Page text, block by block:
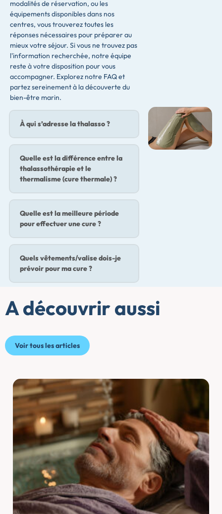
modalités de réservation, ou les
équipements disponibles dans nos
centres, vous trouverez toutes les
réponses nécessaires pour préparer au
mieux votre séjour. Si vous ne trouvez pas
l'information recherchée, notre équipe
reste à votre disposition pour vous
accompagner. Explorez notre FAQ et
partez sereinement à la découverte du
bien-être marin.
À qui s’adresse la thalasso ?
Quelle est la différence entre la
thalassothérapie et le
thermalisme (cure thermale) ?
Quelle est la meilleure période
pour effectuer une cure ?
Quels vêtements/valise dois-je
prévoir pour ma cure ?
A découvrir aussi
Voir tous les articles